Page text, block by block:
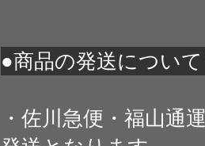
●商品の発送について
・佐川急便・福山通